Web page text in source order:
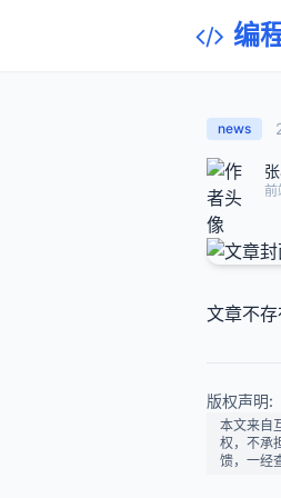
编
news
前
文章不存
版权声明:
本文来自
权，不承
馈，一经